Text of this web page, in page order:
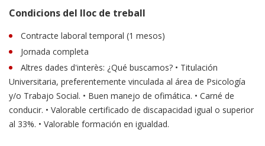
Condicions del lloc de treball
Contracte laboral temporal (1 mesos)
Jornada completa
Altres dades d'interès: ¿Qué buscamos? • Titulación
Universitaria, preferentemente vinculada al área de Psicología
y/o Trabajo Social. • Buen manejo de ofimática. • Carné de
conducir. • Valorable certificado de discapacidad igual o superior
al 33%. • Valorable formación en igualdad.